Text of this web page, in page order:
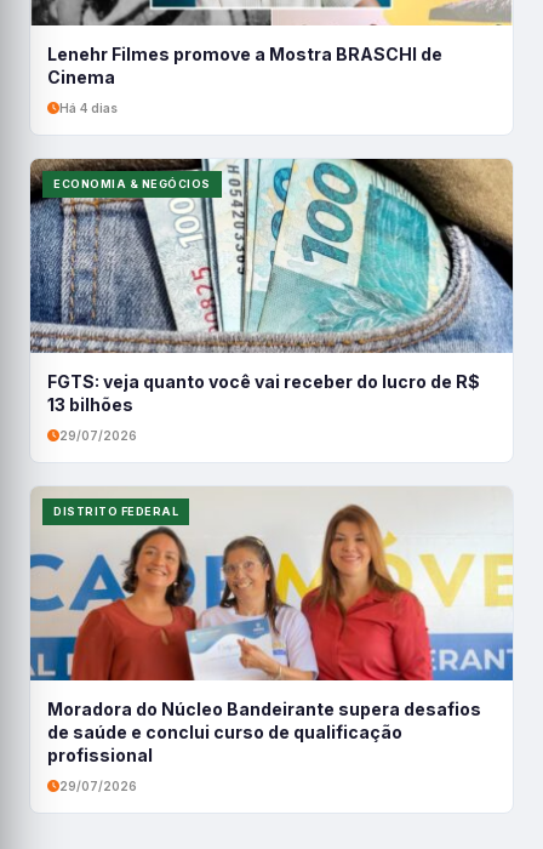
Lenehr Filmes promove a Mostra BRASCHI de
Cinema
Há 4 dias
ECONOMIA & NEGÓCIOS
FGTS: veja quanto você vai receber do lucro de R$
13 bilhões
29/07/2026
DISTRITO FEDERAL
Moradora do Núcleo Bandeirante supera desafios
de saúde e conclui curso de qualificação
profissional
29/07/2026